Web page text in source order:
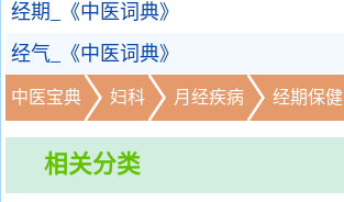
经期_《中医词典》
经气_《中医词典》
中医宝典 妇科 月经疾病 经期保健
相关分类